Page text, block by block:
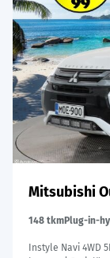
Mitsubishi
148 tkmPlug-in-
Instyle Navi 4WD